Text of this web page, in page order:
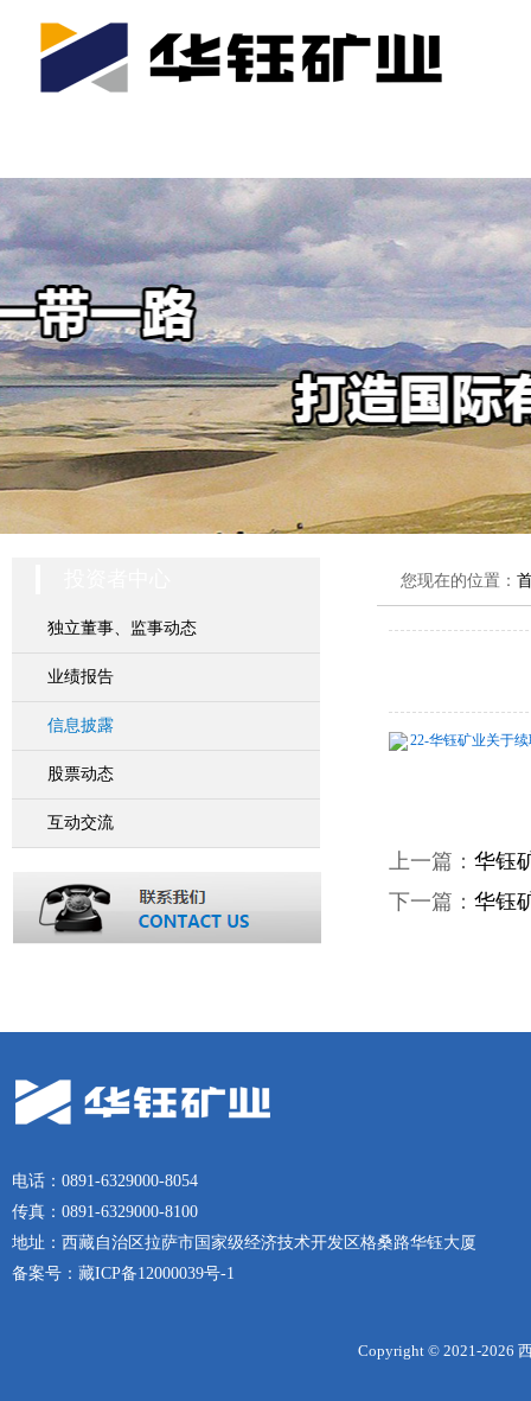
独立董事、监事动态
业绩报告
信息披露
股票动态
互动交流
您现在的位置：
22-华钰矿业关于
上一篇： 华钰
下一篇： 华钰
电话：0891-6329000-8054
传真：0891-6329000-8100
地址：西藏自治区拉萨市国家级经济技术开发区格桑路华钰大厦
备案号： 藏ICP备12000039号-1
Copyright © 2021-2026